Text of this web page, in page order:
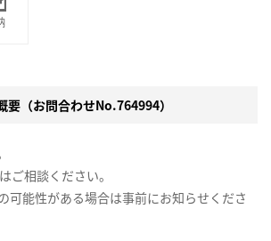
要（お問合わせNo.764994）
相談ください。
能性がある場合は事前にお知らせくださ